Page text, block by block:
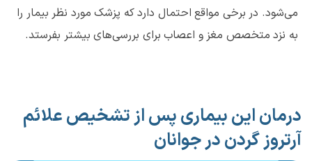
می‌شود. در برخی مواقع احتمال دارد که پزشک مورد نظر بیمار را
به نزد متخصص مغز و اعصاب برای بررسی‌های بیشتر بفرستد.
درمان این بیماری پس از تشخیص علائم
آرتروز گردن در جوانان